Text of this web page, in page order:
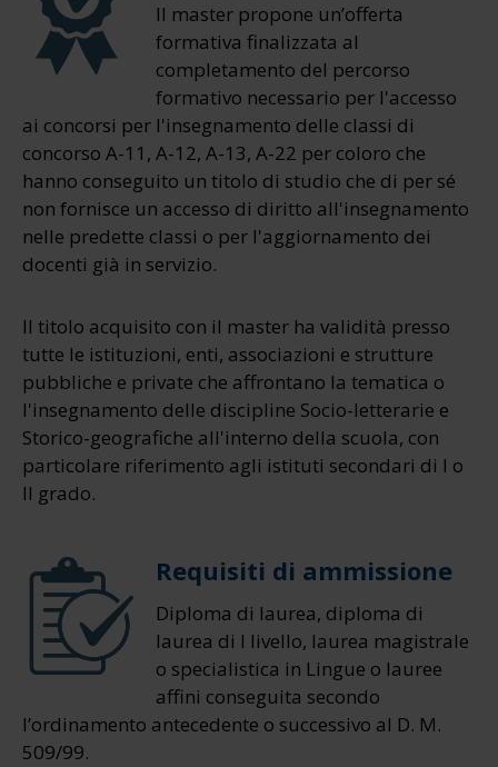
Il master propone un’offerta
formativa finalizzata al
completamento del percorso
formativo necessario per l'accesso
ai concorsi per l'insegnamento delle classi di
concorso A-11, A-12, A-13, A-22 per coloro che
hanno conseguito un titolo di studio che di per sé
non fornisce un accesso di diritto all'insegnamento
nelle predette classi o per l'aggiornamento dei
docenti già in servizio.
Il titolo acquisito con il master ha validità presso
tutte le istituzioni, enti, associazioni e strutture
pubbliche e private che affrontano la tematica o
l'insegnamento delle discipline Socio-letterarie e
Storico-geografiche all'interno della scuola, con
particolare riferimento agli istituti secondari di I o
II grado.
Requisiti di ammissione
Diploma di laurea, diploma di
laurea di I livello, laurea magistrale
o specialistica in Lingue o lauree
affini conseguita secondo
l’ordinamento antecedente o successivo al D. M.
509/99.